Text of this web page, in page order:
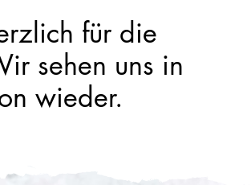
für die
sehen uns in
wieder.